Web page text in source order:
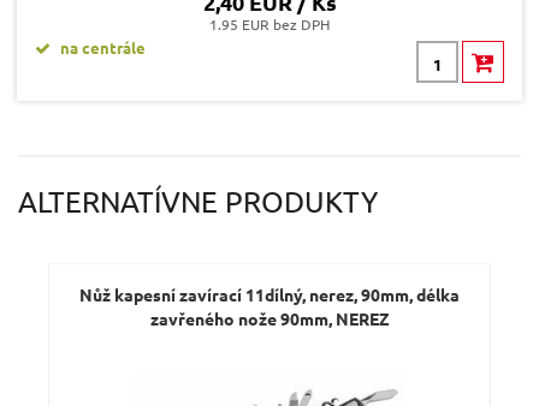
1.95 EUR bez DPH
na centrále
ALTERNATÍVNE PRODUKTY
Nůž kapesní zavírací 11dílný, nerez, 90mm, délka
zavřeného nože 90mm, NEREZ